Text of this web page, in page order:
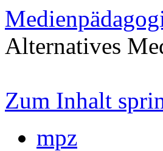
Alternatives
Zum Inhalt
mpz